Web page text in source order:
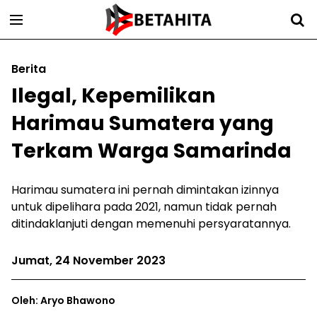
Berita
Ilegal, Kepemilikan
Harimau Sumatera yang
Terkam Warga Samarinda
Harimau sumatera ini pernah dimintakan izinnya
untuk dipelihara pada 2021, namun tidak pernah
ditindaklanjuti dengan memenuhi persyaratannya.
Jumat, 24 November 2023
Oleh: Aryo Bhawono